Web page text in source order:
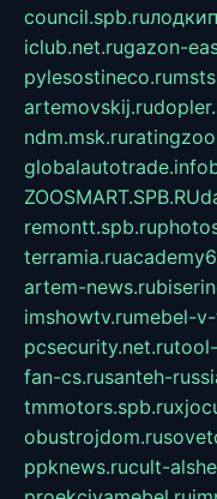
council.spb.ru
iclub.net.rugazon-
pylesostineco.ru
artemovskij.ru
ndm.msk.ru
globalautotrade.info
ZOOSMART.SPB.RU
remontt.spb.ru
terramia.ru
artem-news.ru
imshowtv.rumebel-
pcsecurity.net.ru
fan-cs.rusanteh-
tmmotors.spb.ru
obustrojdom.ru
ppknews.rucult-